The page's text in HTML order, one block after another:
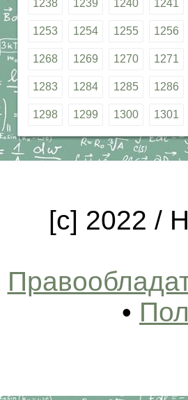
1238 1239 1240 1241
1253 1254 1255 1256
1268 1269 1270 1271
1283 1284 1285 1286
1298 1299 1300 1301
[c] 2022 /
•